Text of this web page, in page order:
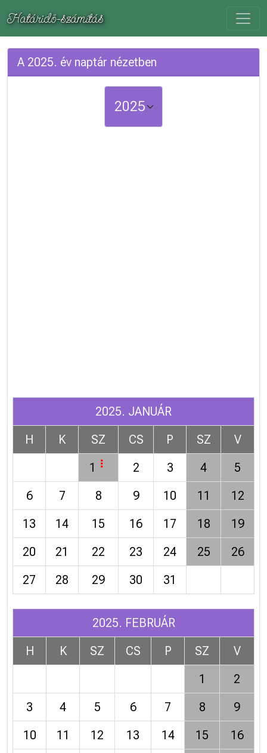
Határidő-számítás
A 2025. év naptár nézetben
2025. JANUÁR
H
K SZ CS P SZ
V
1
2 3 4
5
6
7 8 9 10 11
12
13
14 15 16 17 18
19
20
21 22 23 24 25
26
27
28 29 30 31
2025. FEBRUÁR
H
K SZ CS P SZ
V
1
2
3
4 5 6 7 8
9
10
11 12 13 14 15
16